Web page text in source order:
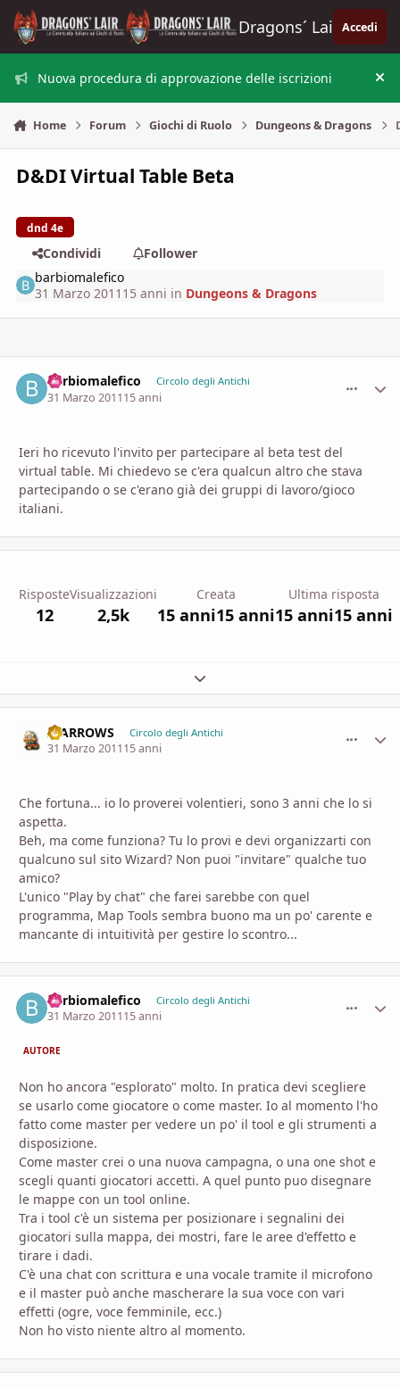
Vai al contenuto
Dragons´ Lair Accedi
Nuova procedura di approvazione delle iscrizioni
Home Forum Giochi di Ruolo Dungeons & Dragons
D&DI Virtual Table Beta
dnd 4e
Condividi
Follower
barbiomalefico
31 Marzo 2011 15 anni in Dungeons & Dragons
barbiomalefico Circolo degli Antichi
31 Marzo 201115 anni
Ieri ho ricevuto l'invito per partecipare al beta test del
virtual table. Mi chiedevo se c'era qualcun altro che stava
partecipando o se c'erano già dei gruppi di lavoro/gioco
italiani.
Risposte
12
Visualizzazioni
2,5k
Creata
15 anni15 anni
Ultima risposta
15 anni15 anni
Espandi panoramica del topic
II ARROWS Circolo degli Antichi
31 Marzo 201115 anni
Che fortuna... io lo proverei volentieri, sono 3 anni che lo si
aspetta.
Beh, ma come funziona? Tu lo provi e devi organizzarti con
qualcuno sul sito Wizard? Non puoi "invitare" qualche tuo
amico?
L'unico "Play by chat" che farei sarebbe con quel
programma, Map Tools sembra buono ma un po' carente e
mancante di intuitività per gestire lo scontro...
barbiomalefico Circolo degli Antichi
31 Marzo 201115 anni
AUTORE
Non ho ancora "esplorato" molto. In pratica devi scegliere
se usarlo come giocatore o come master. Io al momento l'ho
fatto come master per vedere un po' il tool e gli strumenti a
disposizione.
Come master crei o una nuova campagna, o una one shot e
scegli quanti giocatori accetti. A quel punto puo disegnare
le mappe con un tool online.
Tra i tool c'è un sistema per posizionare i segnalini dei
giocatori sulla mappa, dei mostri, fare le aree d'effetto e
tirare i dadi.
C'è una chat con scrittura e una vocale tramite il microfono
e il master può anche mascherare la sua voce con vari
effetti (ogre, voce femminile, ecc.)
Non ho visto niente altro al momento.